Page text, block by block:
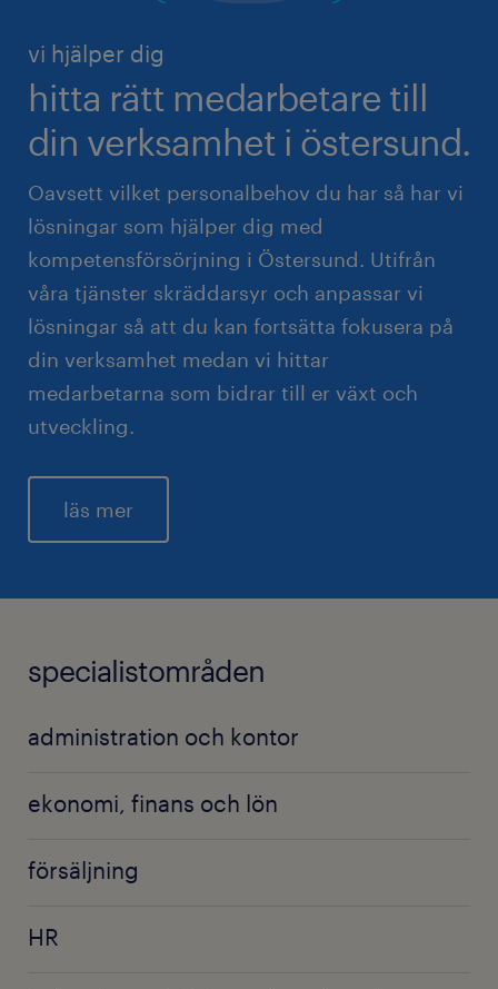
vi hjälper dig
hitta rätt medarbetare till
din verksamhet i östersund.
Oavsett vilket personalbehov du har så har vi
lösningar som hjälper dig med
kompetensförsörjning i Östersund. Utifrån
våra tjänster skräddarsyr och anpassar vi
lösningar så att du kan fortsätta fokusera på
din verksamhet medan vi hittar
medarbetarna som bidrar till er växt och
utveckling.
läs mer
specialistområden
administration och kontor
ekonomi, finans och lön
försäljning
HR